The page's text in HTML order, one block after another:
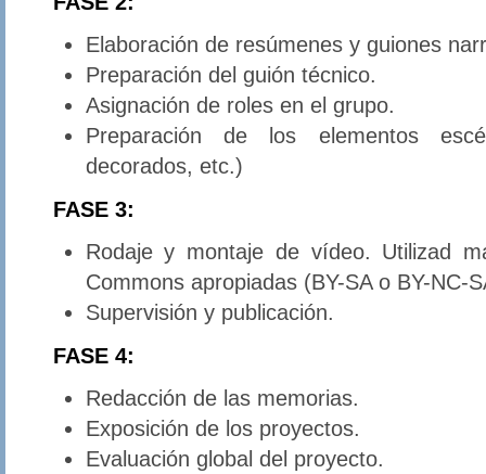
Elaboración de resúmenes y guiones
Preparación del guión técnico.
Asignación de roles en el grupo.
Preparación de los elementos
decorados, etc.)
FASE 3:
Rodaje y montaje de vídeo. Utilizad
Commons apropiadas (BY-SA o BY-NC-
Supervisión y publicación.
FASE 4:
Redacción de las memorias.
Exposición de los proyectos.
Evaluación global del proyecto.